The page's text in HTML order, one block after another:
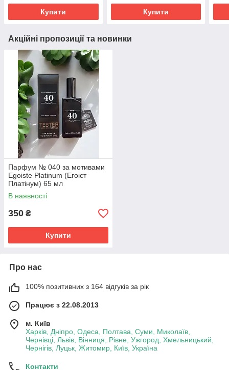
Купити Купити
Акційні пропозиції та новинки
Парфум № 040 за мотивами
Egoiste Platinum (Егоіст
Платінум) 65 мл
В наявності
350 ₴
Купити
Про нас
100% позитивних з 164 відгуків за рік
Працює з 22.08.2013
м. Київ
Харків, Дніпро, Одеса, Полтава, Суми, Миколаїв,
Чернівці, Львів, Вінниця, Рівне, Ужгород, Хмельницький,
Чернігів, Луцьк, Житомир, Київ, Україна
Контакти